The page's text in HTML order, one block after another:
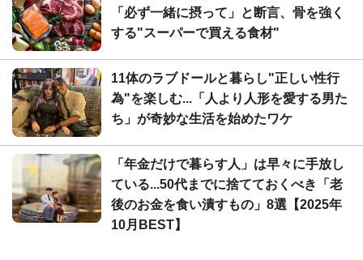
「必ず一緒に摂って」と断言、骨を強く
する"スーパーで買える食材"
11体のラブドールと暮らし"正しい性行
為"を楽しむ...「人より人形を愛する男た
ち」が奇妙な生活を始めたワケ
「年金だけで暮らす人」は早々に手放し
ている...50代までに捨てておくべき「老
後のお金を食い潰すもの」8選【2025年
10月BEST】